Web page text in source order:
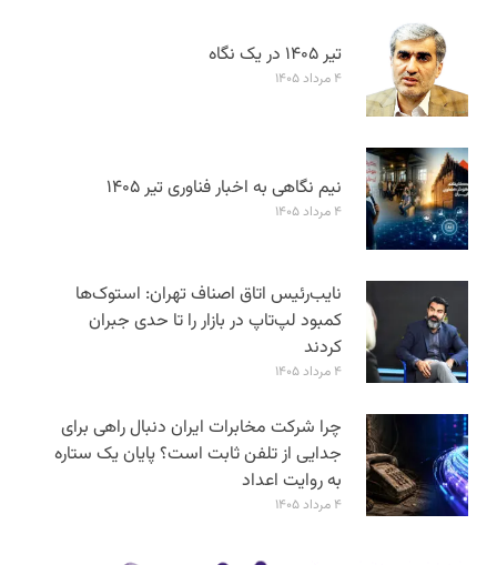
تیر ۱۴۰۵ در یک نگاه
۴ مرداد ۱۴۰۵
نیم نگاهی به اخبار فناوری تیر ۱۴۰۵
۴ مرداد ۱۴۰۵
نایب‌رئیس اتاق اصناف تهران: استوک‌ها
کمبود لپ‌تاپ در بازار را تا حدی جبران
کردند
۴ مرداد ۱۴۰۵
چرا شرکت مخابرات ایران دنبال راهی برای
جدایی از تلفن ثابت است؟ پایان یک ستاره
به روایت اعداد
۴ مرداد ۱۴۰۵